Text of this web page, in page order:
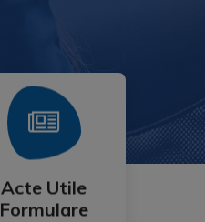
Acte Utile
Formulare
Acte Utile
Formulare
Mai Mult